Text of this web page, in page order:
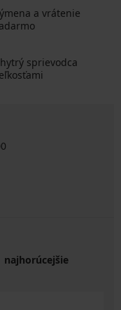
a vrátenie
sprievodca
najhorúcejšie